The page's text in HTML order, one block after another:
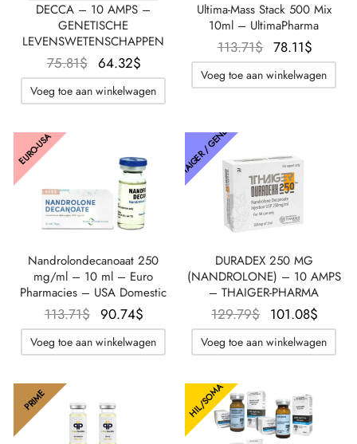
DECCA – 10 AMPS –
GENETISCHE
LEVENSWETENSCHAPPEN
75.81$ Oorspronkelijke
prijs was:
75.81$.
64.32$
huidige
prijs is:
Voeg toe aan winkelwagen
Ultima-Mass Stack 500 Mix
10ml – UltimaPharma
113.71$
prijs was:
113.71$.
78.11$
huidige
prijs is:
Voeg toe aan winkelwagen
EURO-USA
Nandrolondecanoaat 250
mg/ml – 10 ml – Euro
Pharmacies – USA Domestic
113.71$ Oorspronkelijke
prijs was:
113.71$.
90.74$
huidige
prijs is:
Voeg toe aan winkelwagen
THAIGER / GENETIC
DURADEX 250 MG
(NANDROLONE) – 10 AMPS
– THAIGER-PHARMA
129.79$ Oorspronkelijke
prijs was:
129.79$.
101.08$
prijs
Voeg toe aan winkelwagen
PRIME HIL/SOMA